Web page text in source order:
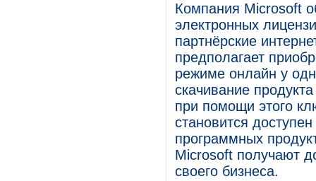
Компания Microsoft
электронных
партнёрские
предполагает
режиме онлайн у
скачивание
при помощи этого
становится
программных
Microsoft получают
своего бизнеса.